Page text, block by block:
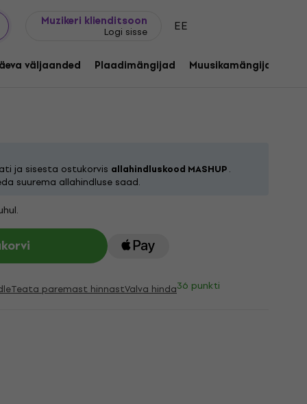
Muzikeri klienditsoon
Logi sisse EE
väljaanded Plaadimängijad Muusikamängijad
Fortner - Play (LP)
1255601
ja sisesta ostukorvis allahindluskood MASHUP.
suurema allahindluse saad.
Teata paremast hinnastValva hinda36 punkti